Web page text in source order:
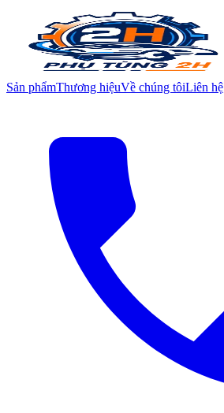
Sản phẩmThương hiệuVề chúng tôiLiên hệ